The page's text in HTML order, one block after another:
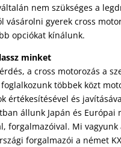
nem szükséges a
vásárolni gyerek cross
opciókat kínálunk.
minket
a cross motorozás a
foglalkozunk többek közt
értékesítésével és
állunk Japán és Európai
forgalmazóival. Mi vagyunk
forgalmazói a német